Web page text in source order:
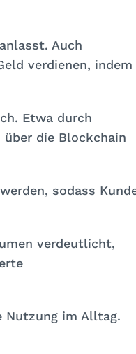
Auch
verdienen, indem
Etwa durch
die Blockchain
sodass
verdeutlicht,
Nutzung im Alltag.